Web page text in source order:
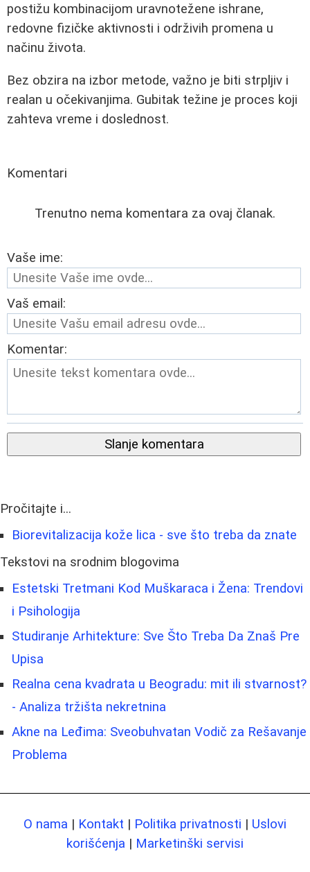
postižu kombinacijom uravnotežene ishrane,
redovne fizičke aktivnosti i održivih promena u
načinu života.
Bez obzira na izbor metode, važno je biti strpljiv i
realan u očekivanjima. Gubitak težine je proces koji
zahteva vreme i doslednost.
Komentari
Trenutno nema komentara za ovaj članak.
Vaše ime:
Vaš email:
Komentar:
Slanje komentara
Pročitajte i...
Biorevitalizacija kože lica - sve što treba da znate
Tekstovi na srodnim blogovima
Estetski Tretmani Kod Muškaraca i Žena: Trendovi
i Psihologija
Studiranje Arhitekture: Sve Što Treba Da Znaš Pre
Upisa
Realna cena kvadrata u Beogradu: mit ili stvarnost?
- Analiza tržišta nekretnina
Akne na Leđima: Sveobuhvatan Vodič za Rešavanje
Problema
O nama | Kontakt | Politika privatnosti | Uslovi
korišćenja | Marketinški servisi